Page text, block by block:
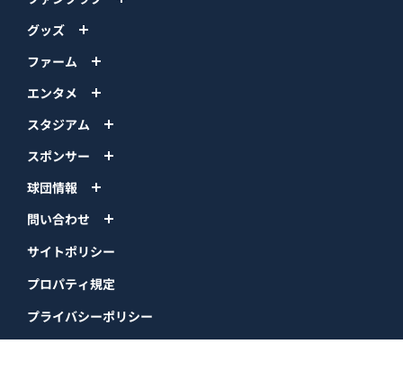
グッズ
ファーム
エンタメ
スタジアム
スポンサー
球団情報
問い合わせ
サイトポリシー
プロパティ規定
プライバシーポリシー